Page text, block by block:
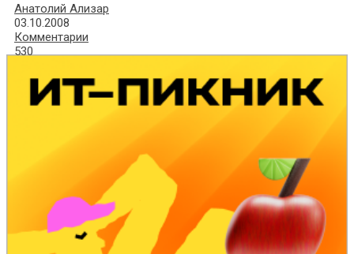
Анатолий Ализар
03.10.2008
Комментарии
530